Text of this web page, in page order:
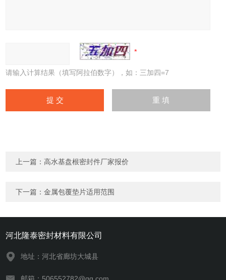
请输入计算结果（填写阿拉伯数字），如：三加四=7
上一篇：高水基盘根密封件厂家报价
下一篇：金属包覆垫片适用范围
河北隆泰密封材料有限公司
地址：河北省廊坊大城县